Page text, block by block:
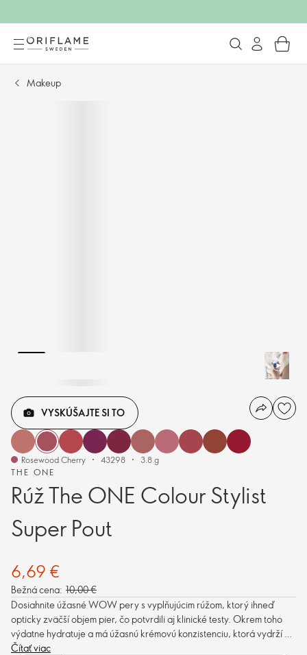
Makeup
THE ONE
Rúž The ONE Colour Stylist
Super Pout
VYSKÚŠAJTE SI TO
Rosewood Cherry 43298 3.8 g
6,69 €
Bežná cena: 10,00 €
Dosiahnite úžasné WOW pery s vyplňujúcim rúžom, ktorý ihneď
opticky zväčší objem pier, čo potvrdili aj klinické testy. Okrem toho
výdatne hydratuje a má úžasnú krémovú konzistenciu, ktorá vydrží až
8 hodín.
Čítať viac